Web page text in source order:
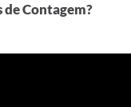
de Contagem?